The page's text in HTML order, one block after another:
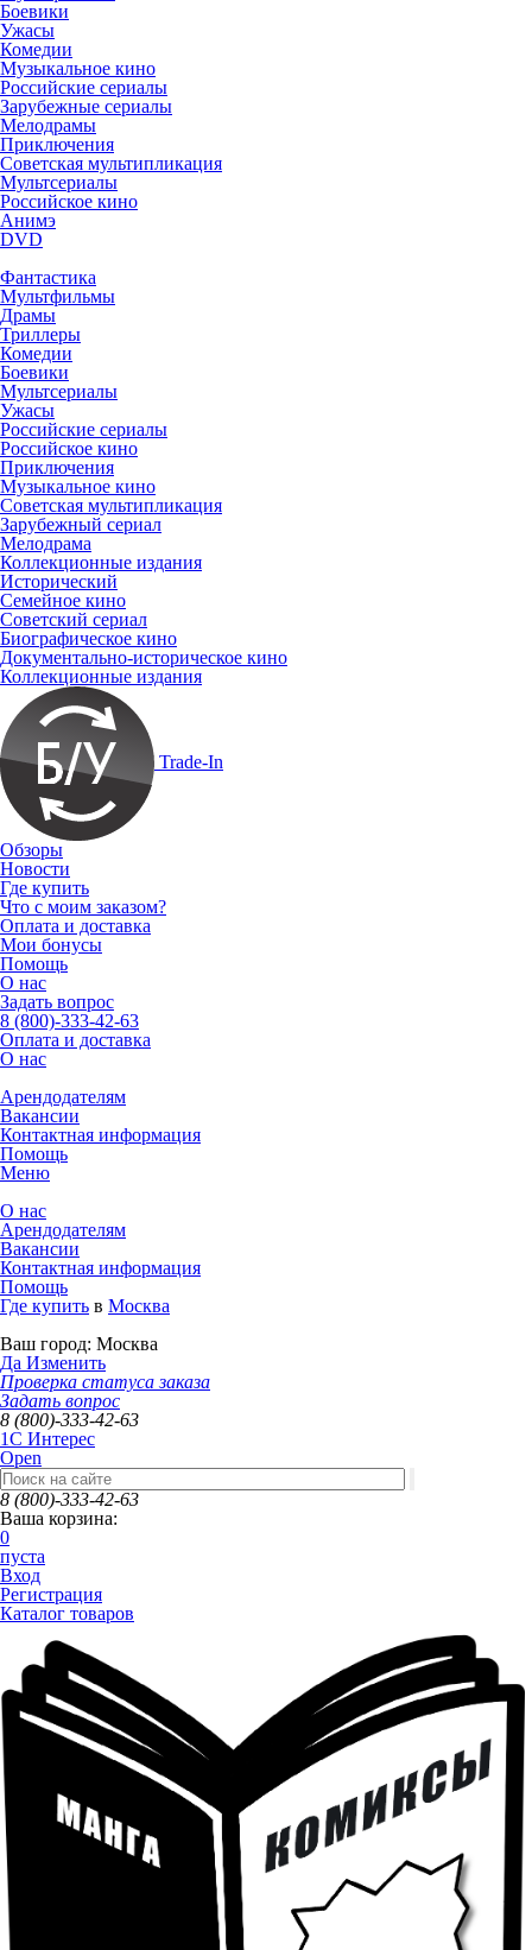
Боевики
Ужасы
Комедии
Музыкальное кино
Российские сериалы
Зарубежные сериалы
Мелодрамы
Приключения
Советская мультипликация
Мультсериалы
Российское кино
Анимэ
DVD
Фантастика
Мультфильмы
Драмы
Триллеры
Комедии
Боевики
Мультсериалы
Ужасы
Российские сериалы
Российское кино
Приключения
Музыкальное кино
Советская мультипликация
Зарубежный сериал
Мелодрама
Коллекционные издания
Исторический
Семейное кино
Советский сериал
Биографическое кино
Документально-историческое кино
Коллекционные издания
Trade-In
Обзоры
Новости
Где купить
Что с моим заказом?
Оплата и доставка
Мои бонусы
Помощь
О нас
Задать вопрос
8 (800)-333-42-63
Оплата и доставка
О нас
Арендодателям
Вакансии
Контактная информация
Помощь
Меню
О нас
Арендодателям
Вакансии
Контактная информация
Помощь
Где купить в Москва
Ваш город: Москва
Да Изменить
Проверка статуса заказа
Задать вопрос
8 (800)-333-42-63
1C Интерес
Open
8 (800)-333-42-63
Ваша корзина:
0
пуста
Вход
Регистрация
Каталог товаров